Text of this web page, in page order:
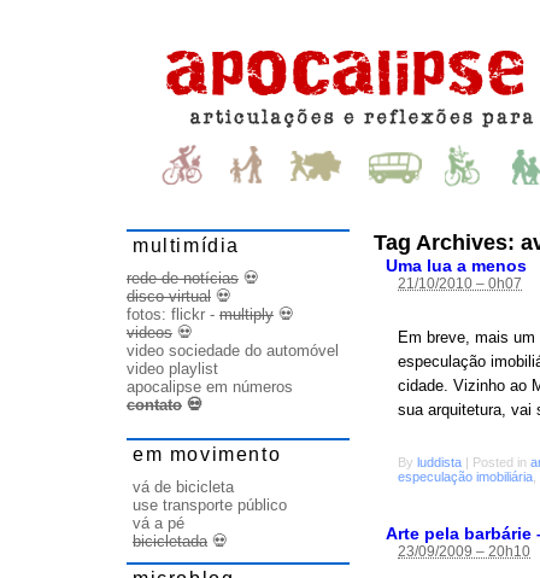
Tag Archives:
Uma lua a menos
21/10/2010 – 0h07
Em breve, mais
especulação
cidade. Vizinho ao
sua arquitetura,
By luddista | Posted in
especulação imobiliária
Arte pela barbárie
23/09/2009 – 20h10
multimídia
rede de notícias 💀
disco virtual 💀
fotos: flickr - multiply 💀
videos 💀
video sociedade do automóvel
video playlist
apocalipse em números
contato 💀
em movimento
vá de bicicleta
use transporte público
vá a pé
bicicletada💀